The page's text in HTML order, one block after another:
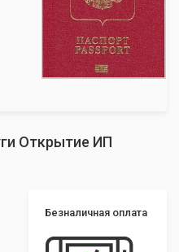
Открытие ИП
Безналичная оплата